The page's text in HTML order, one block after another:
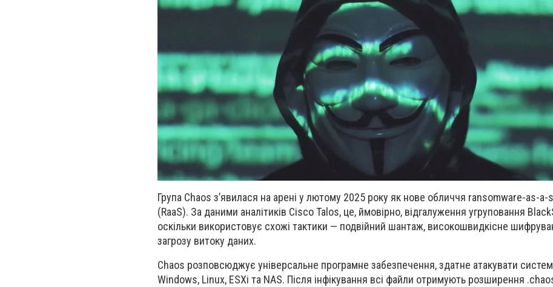
Група Chaos з’явилася на арені у лютому 2025 року як нове обличчя ransomware-as-a-
(RaaS). За даними аналітиків Cisco Talos, це, ймовірно, відгалуження угруповання
оскільки використовує схожі тактики — подвійний шантаж, високошвидкісне
загрозу витоку даних.
Chaos розповсюджує універсальне програмне забезпечення, здатне атакувати
Windows, Linux, ESXi та NAS. Після інфікування всі файли отримують розширення